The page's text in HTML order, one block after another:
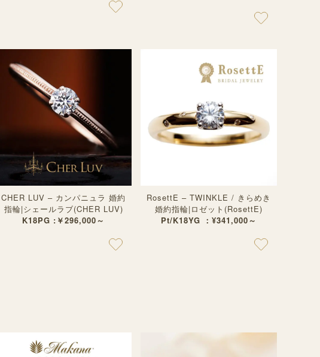
CHER LUV – カンパニュラ 婚約
指輪|シェールラブ(CHER LUV)
K18PG :￥296,000～
RosettE – TWINKLE / きらめき
婚約指輪|ロゼット(RosettE)
Pt/K18YG ：¥341,000～